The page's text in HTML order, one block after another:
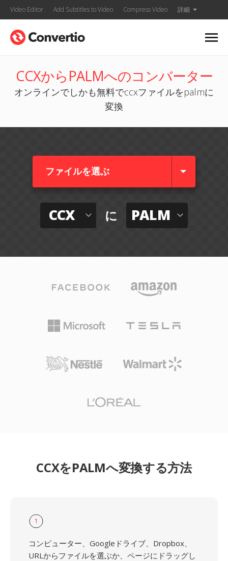
Video Editor Add Subtitles to Video Compress Video 詳細
CCXからPALMへのコンバーター
オンラインでしかも無料でccxファイルをpalmに
変換
ファイルを選ぶ
CCX に PALM
CCXをPALMへ変換する方法
1
コンピューター、Googleドライブ、Dropbox、
URLからファイルを選ぶか、ページにドラッグし